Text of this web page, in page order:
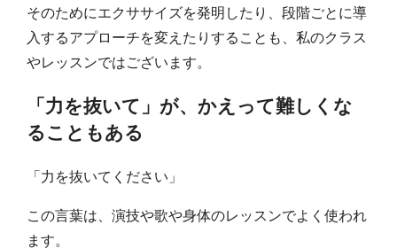
そのためにエクササイズを発明したり、段階ごとに導
入するアプローチを変えたりすることも、私のクラス
やレッスンではございます。
「力を抜いて」が、かえって難しくな
ることもある
「力を抜いてください」
この言葉は、演技や歌や身体のレッスンでよく使われ
ます。